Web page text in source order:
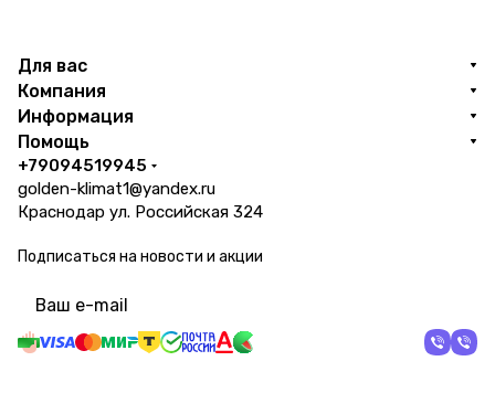
Для вас
Компания
Информация
Помощь
+79094519945
golden-klimat1@yandex.ru
Краснодар ул. Российская 324
Подписаться на новости и акции